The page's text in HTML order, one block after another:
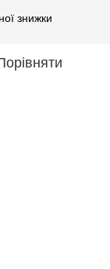
знижки